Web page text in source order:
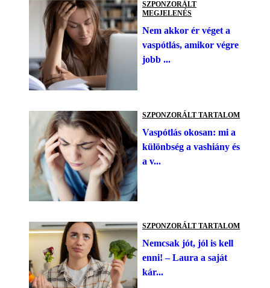
SZPONZORÁLT
MEGJELENÉS
Nem akkor ér véget a
vaspótlás, amikor végre
jobb ...
SZPONZORÁLT TARTALOM
Vaspótlás okosan: mi a
különbség a vashiány és
a v...
SZPONZORÁLT TARTALOM
Nemcsak jót, jól is kell
enni! – Laura a saját
kár...